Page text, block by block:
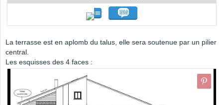
La terrasse est en aplomb du talus, elle sera soutenue par un pilier
central.
Les esquisses des 4 faces :